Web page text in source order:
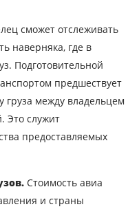
сможет отслеживать
наверняка, где в
Подготовительной
предшествует
груза между владельцем
Это служит
предоставляемых
Стоимость авиа
и страны